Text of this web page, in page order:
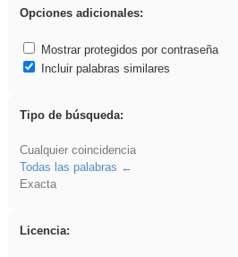
Opciones adicionales:
Mostrar protegidos por contraseña
Incluir palabras similares
Tipo de búsqueda:
Cualquier coincidencia
Todas las palabras
Exacta
Licencia: